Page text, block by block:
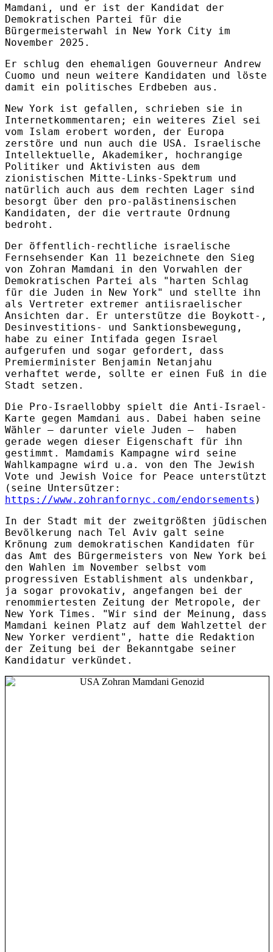
Mamdani, und er ist der Kandidat der
Demokratischen Partei für die
Bürgermeisterwahl in New York City im
November 2025.
Er schlug den ehemaligen Gouverneur Andrew
Cuomo und neun weitere Kandidaten und löste
damit ein politisches Erdbeben aus.
New York ist gefallen, schrieben sie in
Internetkommentaren; ein weiteres Ziel sei
vom Islam erobert worden, der Europa
zerstöre und nun auch die USA. Israelische
Intellektuelle, Akademiker, hochrangige
Politiker und Aktivisten aus dem
zionistischen Mitte-Links-Spektrum und
natürlich auch aus dem rechten Lager sind
besorgt über den pro-palästinensischen
Kandidaten, der die vertraute Ordnung
bedroht.
Der öffentlich-rechtliche israelische
Fernsehsender Kan 11 bezeichnete den Sieg
von Zohran Mamdani in den Vorwahlen der
Demokratischen Partei als "harten Schlag
für die Juden in New York" und stellte ihn
als Vertreter extremer antiisraelischer
Ansichten dar. Er unterstütze die Boykott-,
Desinvestitions- und Sanktionsbewegung,
habe zu einer Intifada gegen Israel
aufgerufen und sogar gefordert, dass
Premierminister Benjamin Netanjahu
verhaftet werde, sollte er einen Fuß in die
Stadt setzen.
Die Pro-Israellobby spielt die Anti-Israel-
Karte gegen Mamdani aus. Dabei haben seine
Wähler – darunter viele Juden – haben
gerade wegen dieser Eigenschaft für ihn
gestimmt. Mamdamis Kampagne wird seine
Wahlkampagne wird u.a. von den The Jewish
Vote und Jewish Voice for Peace unterstützt
(seine Untersützer:
https://www.zohranfornyc.com/endorsements )
In der Stadt mit der zweitgrößten jüdischen
Bevölkerung nach Tel Aviv galt seine
Krönung zum demokratischen Kandidaten für
das Amt des Bürgermeisters von New York bei
den Wahlen im November selbst vom
progressiven Establishment als undenkbar,
ja sogar provokativ, angefangen bei der
renommiertesten Zeitung der Metropole, der
New York Times. "Wir sind der Meinung, dass
Mamdani keinen Platz auf dem Wahlzettel der
New Yorker verdient", hatte die Redaktion
der Zeitung bei der Bekanntgabe seiner
Kandidatur verkündet.